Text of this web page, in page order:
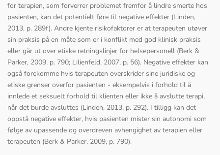
for terapien, som forverrer problemet fremfor å lindre smerte hos
pasienten, kan det potentielt føre til negative effekter (Linden,
2013, p. 289f). Andre kjente risikofaktorer er at terapeuten utøver
sin praksis på en måte som er i konflikt med god klinisk praksis
eller går ut over etiske retningslinjer for helsepersonell (Berk &
Parker, 2009, p. 790; Lilienfeld, 2007, p. 56). Negative effekter kan
også forekomme hvis terapeuten overskrider sine juridiske og
etiske grenser overfor pasienten - eksempelvis i forhold til å
innlede et seksuelt forhold til klienten eller ikke å avslutte terapi,
når det burde avsluttes (Linden, 2013, p. 292). I tilligg kan det
oppstå negative effekter, hvis pasienten mister sin autonomi som
følge av upassende og overdreven avhengighet av terapien eller
terapeuten (Berk & Parker, 2009, p. 790).